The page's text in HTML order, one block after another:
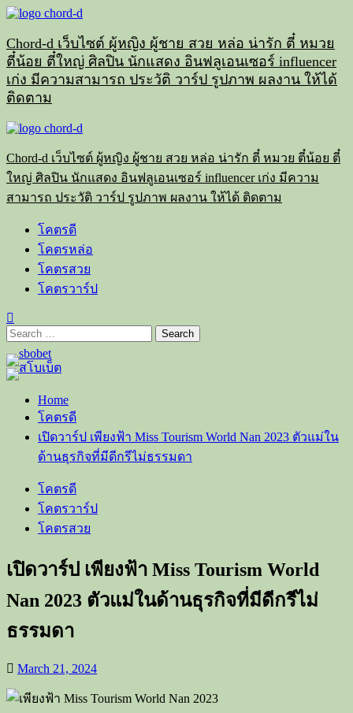
Skip
content
Chord-d เว็บไซต์ ผู้หญิง ผู้ชาย สวย หล่อ น่ารัก ตี๋ หมวย
ตี๋น้อย ตี๋ใหญ่ ศิลปิน นักแสดง อินฟลูเอนเซอร์ influencer
เก่ง มีความสามารถ ประวัติ วาร์ป รูปภาพ ผลงาน ให้ได้
ติดตาม
Primary
Chord-d เว็บไซต์ ผู้หญิง ผู้ชาย สวย หล่อ น่ารัก ตี๋ หมวย ตี๋น้อย ตี๋
ใหญ่ ศิลปิน นักแสดง อินฟลูเอนเซอร์ influencer เก่ง มีความ
สามารถ ประวัติ วาร์ป รูปภาพ ผลงาน ให้ได้ ติดตาม
โคตรดี
โคตรหล่อ
โคตรสวย
โคตรวาร์ป
Search
for:
Home
โคตรดี
เปิดวาร์ป เพียงฟ้า Miss Tourism World Nan 2023 ตัวแม่ใน
ด้านธุรกิจที่มีดีกรีไม่ธรรมดา
โคตรดี
โคตรวาร์ป
โคตรสวย
เปิดวาร์ป เพียงฟ้า Miss Tourism World
Nan 2023 ตัวแม่ในด้านธุรกิจที่มีดีกรีไม่
ธรรมดา
March 21, 2024